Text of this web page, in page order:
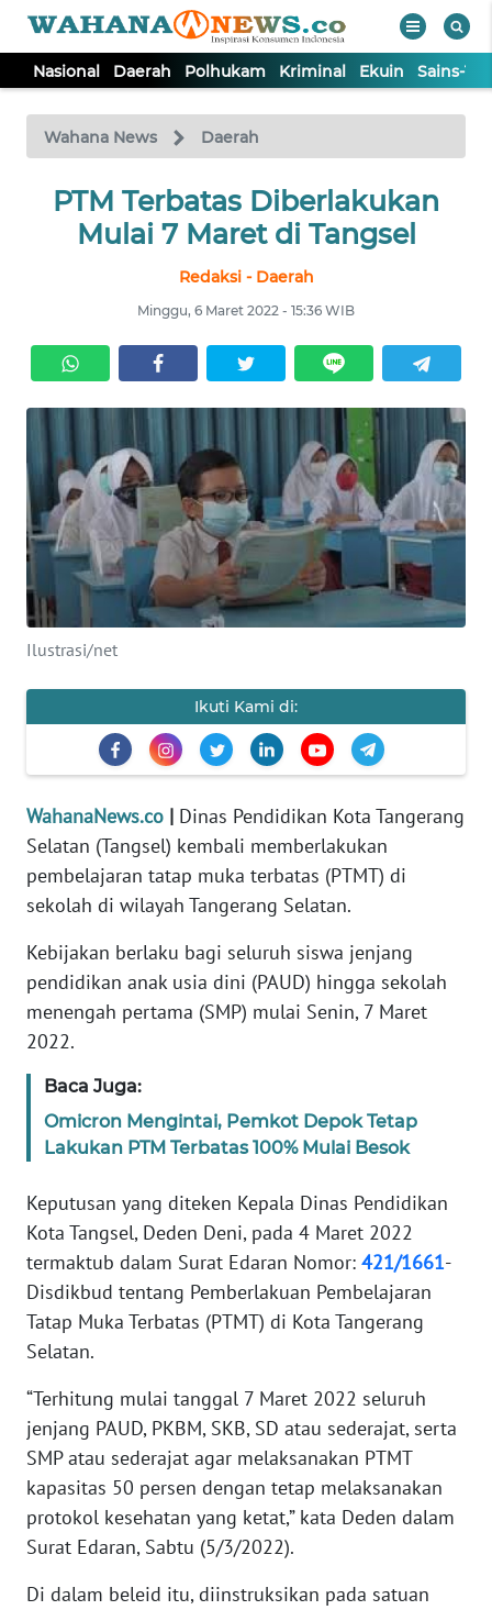
Nasional Daerah Polhukam Kriminal Ekuin Sains-
Wahana News Daerah
PTM Terbatas Diberlakukan
Mulai 7 Maret di Tangsel
Redaksi - Daerah
Minggu, 6 Maret 2022 - 15:36 WIB
Ilustrasi/net
Ikuti Kami di:
WahanaNews.co | Dinas Pendidikan Kota Tangerang
Selatan (Tangsel) kembali memberlakukan
pembelajaran tatap muka terbatas (PTMT) di
sekolah di wilayah Tangerang Selatan.
Kebijakan berlaku bagi seluruh siswa jenjang
pendidikan anak usia dini (PAUD) hingga sekolah
menengah pertama (SMP) mulai Senin, 7 Maret
2022.
Baca Juga:
Omicron Mengintai, Pemkot Depok Tetap
Lakukan PTM Terbatas 100% Mulai Besok
Keputusan yang diteken Kepala Dinas Pendidikan
Kota Tangsel, Deden Deni, pada 4 Maret 2022
termaktub dalam Surat Edaran Nomor: 421/1661-
Disdikbud tentang Pemberlakuan Pembelajaran
Tatap Muka Terbatas (PTMT) di Kota Tangerang
Selatan.
“Terhitung mulai tanggal 7 Maret 2022 seluruh
jenjang PAUD, PKBM, SKB, SD atau sederajat, serta
SMP atau sederajat agar melaksanakan PTMT
kapasitas 50 persen dengan tetap melaksanakan
protokol kesehatan yang ketat,” kata Deden dalam
Surat Edaran, Sabtu (5/3/2022).
Di dalam beleid itu, diinstruksikan pada satuan
TV
Tutup
NASIONAL
KRIMINAL
SAINS-TEKNO
KESEHATAN
INTERNASIONAL
SERBA-SERBI
PENDIDIKAN
OLAHRAGA
OPINI
Informasi
INDEKS
KONTAK
KAMI
INFO
IKLAN
TENTANG
MEDIA
SIBER
REDAKSI
KARIR
DISCLAIMER